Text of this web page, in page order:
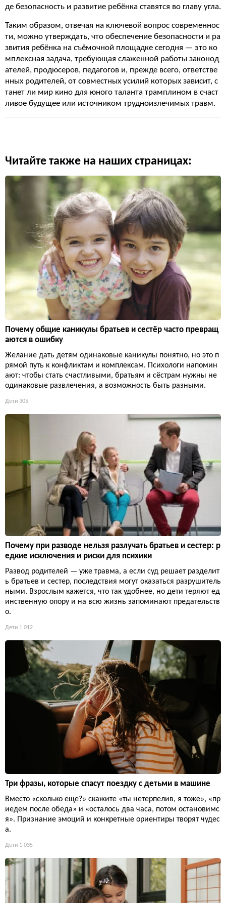
де безопасность и развитие ребёнка ставятся во главу угла.
Таким образом, отвечая на ключевой вопрос современнос
ти, можно утверждать, что обеспечение безопасности и ра
звития ребёнка на съёмочной площадке сегодня — это ко
мплексная задача, требующая слаженной работы законод
ателей, продюсеров, педагогов и, прежде всего, ответстве
нных родителей, от совместных усилий которых зависит, с
танет ли мир кино для юного таланта трамплином в счаст
ливое будущее или источником трудноизлечимых травм.
Читайте также на наших страницах:
Почему общие каникулы братьев и сестёр часто превращ
аются в ошибку
Желание дать детям одинаковые каникулы понятно, но это п
рямой путь к конфликтам и комплексам. Психологи напомин
ают: чтобы стать счастливыми, братьям и сёстрам нужны не
одинаковые развлечения, а возможность быть разными.
Дети 305
Почему при разводе нельзя разлучать братьев и сестер: р
едкие исключения и риски для психики
Развод родителей — уже травма, а если суд решает разделит
ь братьев и сестер, последствия могут оказаться разрушитель
ными. Взрослым кажется, что так удобнее, но дети теряют ед
инственную опору и на всю жизнь запоминают предательств
о.
Дети 1 012
Три фразы, которые спасут поездку с детьми в машине
Вместо «сколько еще?» скажите «ты нетерпелив, я тоже», «пр
иедем после обеда» и «осталось два часа, потом остановимс
я». Признание эмоций и конкретные ориентиры творят чудес
а.
Дети 1 035